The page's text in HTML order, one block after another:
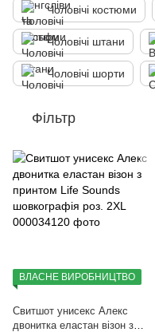
Чоловічі костюми
Чоловічі штани
Чоловічі шорти
Фільтр
ВЛАСНЕ ВИРОБНИЦТВО
Свитшот унисекс Алекс
двонитка еластан візон з